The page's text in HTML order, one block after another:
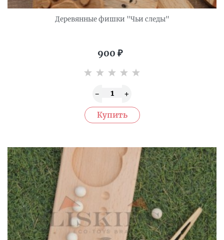
Деревянные фишки "Чьи следы"
900 ₽